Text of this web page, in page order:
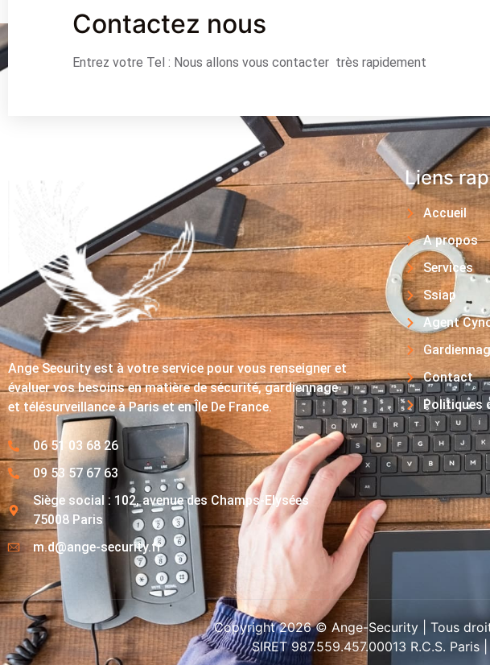
Contactez nous
Entrez votre Tel : Nous allons vous contacter très rapidement
Ange Security est à votre service pour vous renseigner et
évaluer vos besoins en matière de sécurité, gardiennage
et télésurveillance à Paris et en Île De France.
06 51 03 68 26
09 53 57 67 63
Siège social : 102, avenue des Champs-Elysées
75008 Paris
m.d@ange-security.fr
Liens
Accueil
A propos
Services
Ssiap
Agent
Contact
Politiques
Copyright 2026 © Ange-Security | Tous
SIRET 987.559.457.00013 R.C.S.